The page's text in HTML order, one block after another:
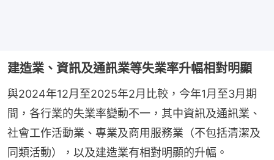
建造業、資訊及通訊業等失業率升幅相對明顯
與2024年12月至2025年2月比較，今年1月至3月期
間，各行業的失業率變動不一，其中資訊及通訊業、
社會工作活動業、專業及商用服務業（不包括清潔及
同類活動），以及建造業有相對明顯的升幅。